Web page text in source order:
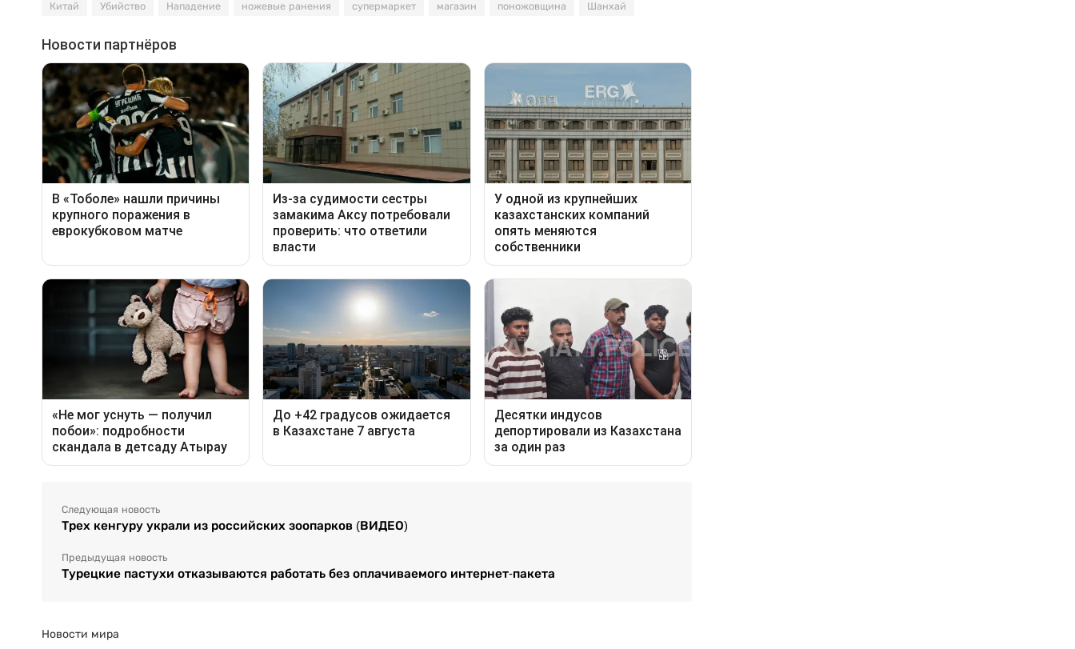
Китай Убийство Нападение ножевые ранения супермаркет магазин поножовщина Шанхай
Следующая новость
Трех кенгуру украли из российских зоопарков (ВИДЕО)
Предыдущая новость
Турецкие пастухи отказываются работать без оплачиваемого интернет-пакета
Новости мира